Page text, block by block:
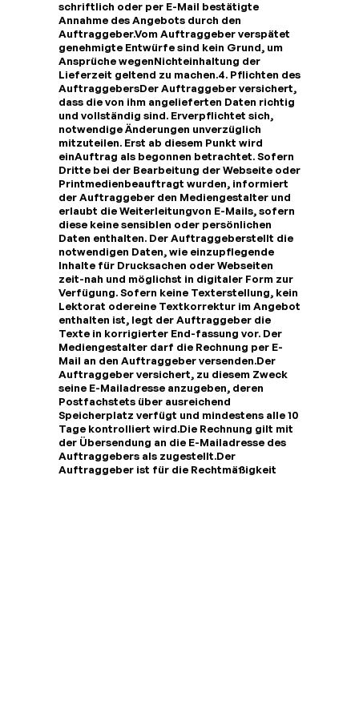
schriftlich oder per E-Mail bestätigte
Annahme des Angebots durch den
Auftraggeber.Vom Auftraggeber verspätet
genehmigte Entwürfe sind kein Grund, um
Ansprüche wegenNichteinhaltung der
Lieferzeit geltend zu machen.​4. Pflichten des
AuftraggebersDer Auftraggeber versichert,
dass die von ihm angelieferten Daten richtig
und vollständig sind. Erverpflichtet sich,
notwendige Änderungen unverzüglich
mitzuteilen. Erst ab diesem Punkt wird
einAuftrag als begonnen betrachtet. Sofern
Dritte bei der Bearbeitung der Webseite oder
Printmedienbeauftragt wurden, informiert
der Auftraggeber den Mediengestalter und
erlaubt die Weiterleitungvon E-Mails, sofern
diese keine sensiblen oder persönlichen
Daten enthalten. Der Auftraggeberstellt die
notwendigen Daten, wie einzupflegende
Inhalte für Drucksachen oder Webseiten
zeit-nah und möglichst in digitaler Form zur
Verfügung. Sofern keine Texterstellung, kein
Lektorat odereine Textkorrektur im Angebot
enthalten ist, legt der Auftraggeber die
Texte in korrigierter End-fassung vor. Der
Mediengestalter darf die Rechnung per E-
Mail an den Auftraggeber versenden.Der
Auftraggeber versichert, zu diesem Zweck
seine E-Mailadresse anzugeben, deren
Postfachstets über ausreichend
Speicherplatz verfügt und mindestens alle 10
Tage kontrolliert wird.Die Rechnung gilt mit
der Übersendung an die E-Mailadresse des
Auftraggebers als zugestellt.Der
Auftraggeber ist für die Rechtmäßigkeit